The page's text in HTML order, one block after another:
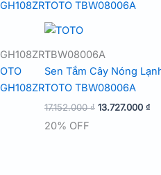
TBW08006A
Sen Tắm Cây Nóng
TOTO TBW08006A
17.152.000₫ Giá
13.727.000 ₫
20% OFF